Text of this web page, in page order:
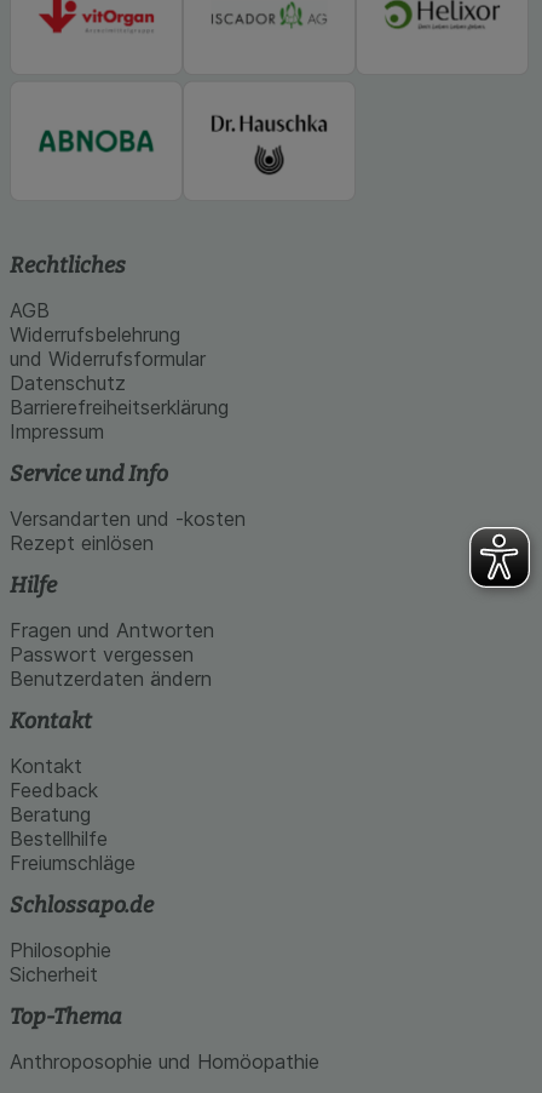
Rechtliches
AGB
Widerrufsbelehrung
und Widerrufsformular
Datenschutz
Barrierefreiheitserklärung
Impressum
Service und Info
Versandarten und -kosten
Rezept einlösen
Hilfe
Fragen und Antworten
Passwort vergessen
Benutzerdaten ändern
Kontakt
Kontakt
Feedback
Beratung
Bestellhilfe
Freiumschläge
Schlossapo.de
Philosophie
Sicherheit
Top-Thema
Anthroposophie und Homöopathie